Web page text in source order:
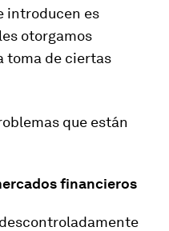
introducen es
otorgamos
toma de ciertas
que están
financieros